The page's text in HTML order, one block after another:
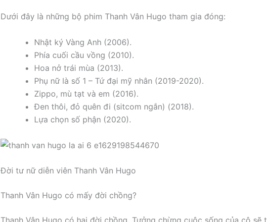
Dưới đây là những bộ phim Thanh Vân Hugo tham gia đóng:
Nhật ký Vàng Anh (2006).
Phía cuối cầu vồng (2010).
Hoa nở trái mùa (2013).
Phụ nữ là số 1 – Tứ đại mỹ nhân (2019-2020).
Zippo, mù tạt và em (2016).
Đen thôi, đỏ quên đi (sitcom ngắn) (2018).
Lựa chọn số phận (2020).
Đời tư nữ diễn viên Thanh Vân Hugo
Thanh Vân Hugo có mấy đời chồng?